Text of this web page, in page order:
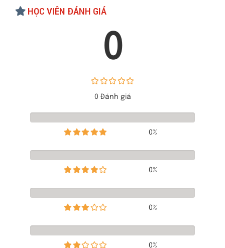
HỌC VIÊN ĐÁNH GIÁ
0
0 Đánh giá
0%
0%
0%
0%